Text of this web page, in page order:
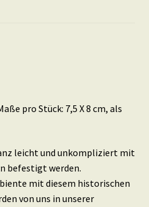
pro Stück: 7,5 X 8 cm, als
leicht und unkompliziert mit
befestigt werden.
mit diesem historischen
von uns in unserer